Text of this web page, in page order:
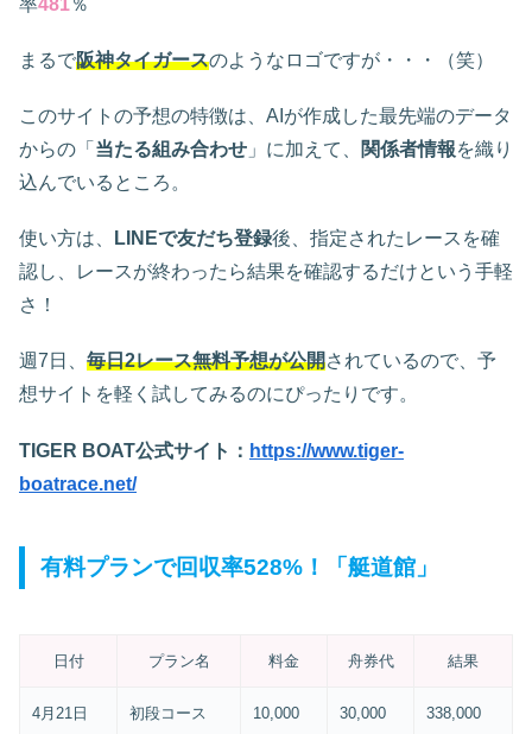
まるで阪神タイガースのようなロゴですが・・・（笑）
このサイトの予想の特徴は、AIが作成した最先端のデータ
からの「 当たる組み合わせ 」に加えて、 関係者情報を織り
込んでいるところ。
使い方は、 LINEで友だち登録後、指定されたレースを確
認し、レースが終わったら結果を確認するだけという手軽
さ！
週7日、 毎日2レース無料予想が公開されているので、予
想サイトを軽く試してみるのにぴったりです。
TIGER BOAT公式サイト： https://www.tiger-
boatrace.net/
有料プランで回収率528%！「艇道館」
日付 プラン名 料金 舟券代 結果
4月21日 初段コース 10,000 30,000 338,000